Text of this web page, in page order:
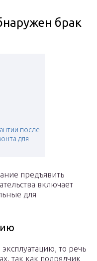
брак
после
для
предъявить
включает
для
то речь
так как подрядчик